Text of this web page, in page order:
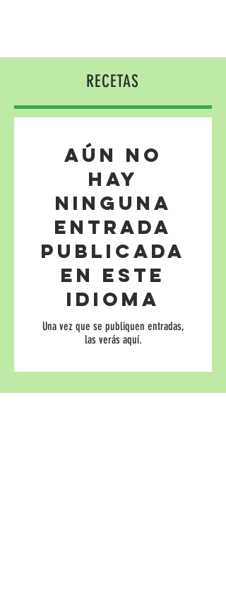
RECETAS
Aún no
hay
ninguna
entrada
publicada
en este
idioma
Una vez que se publiquen entradas,
las verás aquí.